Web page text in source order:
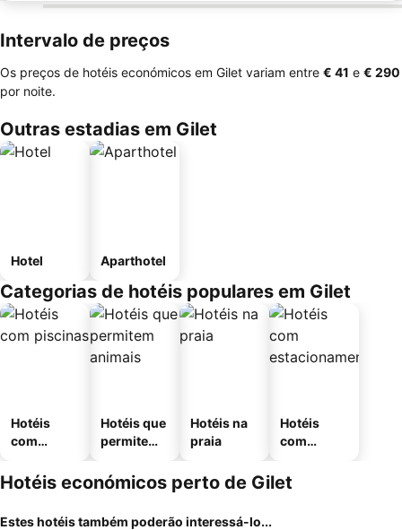
Intervalo de preços
Os preços de hotéis económicos em Gilet variam entre ‎€ 41 e ‎€ 290
por noite.
Outras estadias em Gilet
Hotel Aparthotel
Categorias de hotéis populares em Gilet
Hotéis
com
Hotéis que
permitem
Hotéis na
praia
Hotéis
com
mento
Hotéis económicos perto de Gilet
Estes hotéis também poderão interessá-lo...